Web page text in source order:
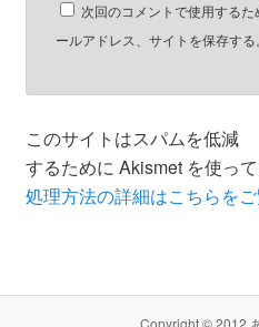
次回のコメントで使用する
ールアドレス、サイトを保存する。
このサイトはスパムを低減
するために Akismet を使って
処理方法の詳細はこちらを
Copyright © 2012